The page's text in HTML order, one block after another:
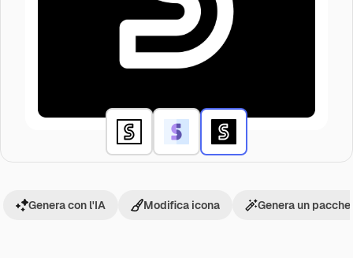
Genera con l'IA Modifica icona Genera un